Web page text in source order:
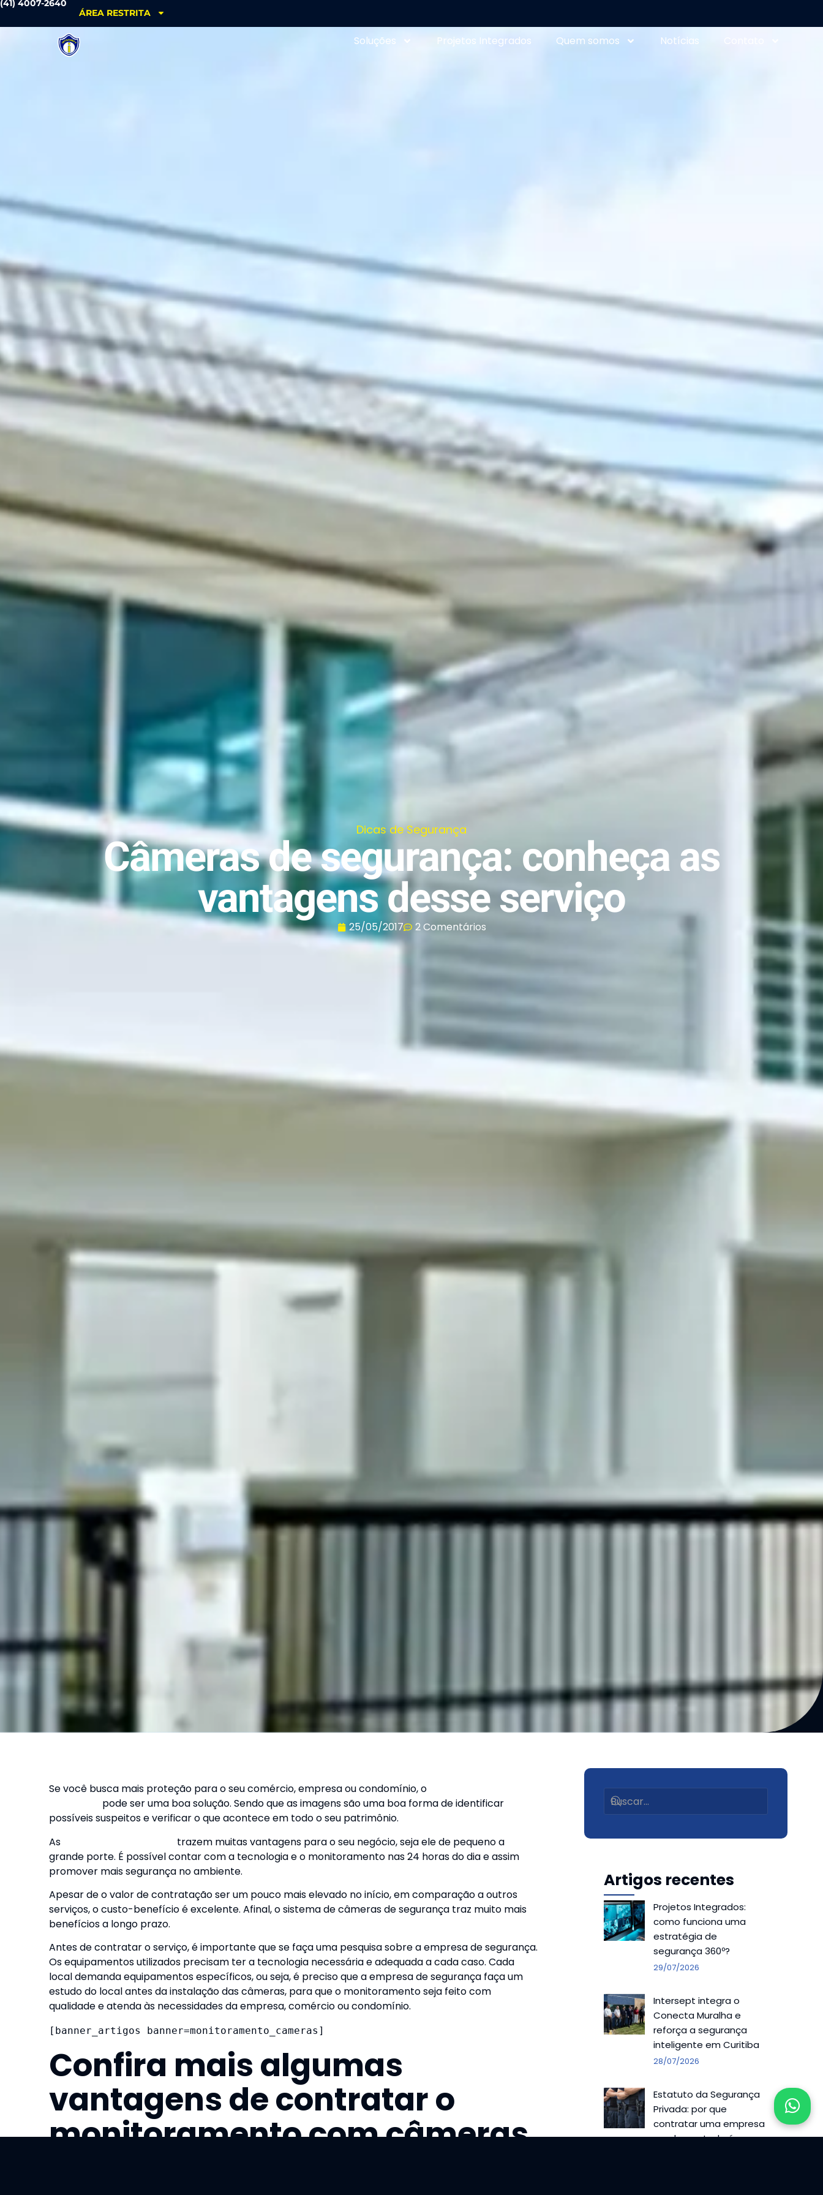
(41) 4007-2640
ÁREA RESTRITA
Soluções Projetos Integrados Quem somos Notícias
Dicas de Segurança
Câmeras de segurança: conheça as
vantagens desse serviço
25/05/2017 2 Comentários
Se você busca mais proteção para o seu comércio, empresa ou condomínio, o
pode ser uma boa solução. Sendo que as imagens são uma boa forma de identificar
possíveis suspeitos e verificar o que acontece em todo o seu patrimônio.
As
trazem muitas vantagens para o seu negócio, seja ele de pequeno a
grande porte. É possível contar com a tecnologia e o monitoramento nas 24 horas do dia e assim
promover mais segurança no ambiente.
Apesar de o valor de contratação ser um pouco mais elevado no início, em comparação a outros
serviços, o custo-benefício é excelente. Afinal, o sistema de câmeras de segurança traz muito mais
benefícios a longo prazo.
Antes de contratar o serviço, é importante que se faça uma pesquisa sobre a empresa de segurança.
Os equipamentos utilizados precisam ter a tecnologia necessária e adequada a cada caso. Cada
local demanda equipamentos específicos, ou seja, é preciso que a empresa de segurança faça um
estudo do local antes da instalação das câmeras, para que o monitoramento seja feito com
qualidade e atenda às necessidades da empresa, comércio ou condomínio.
[banner_artigos banner=monitoramento_cameras]
Confira mais algumas
vantagens de contratar o
monitoramento com câmeras
Artigos recentes
Projetos Integrados:
como funciona uma
estratégia de
segurança 360º?
29/07/2026
Intersept integra o
Conecta Muralha e
reforça a segurança
inteligente em Curitiba
28/07/2026
Estatuto da Segurança
Privada: por que
contratar uma empresa
regulamentada é